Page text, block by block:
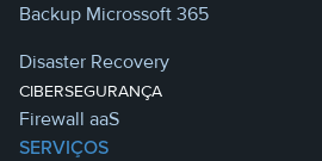
Backup Microssoft 365
Disaster Recovery
CIBERSEGURANÇA
Firewall aaS
SERVIÇOS